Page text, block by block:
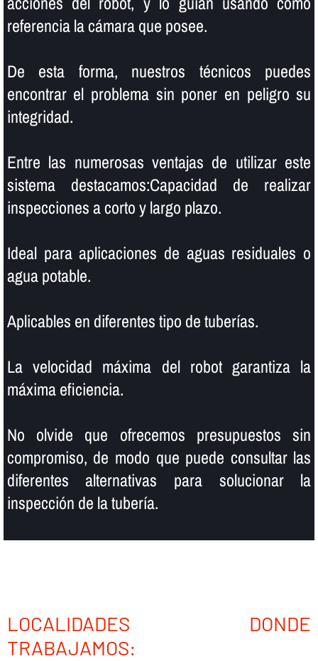
referencia la cámara que posee.
De esta forma, nuestros técnicos puedes
encontrar el problema sin poner en peligro su
integridad.
Entre las numerosas ventajas de utilizar este
sistema destacamos:Capacidad de realizar
inspecciones a corto y largo plazo.
Ideal para aplicaciones de aguas residuales o
agua potable.
Aplicables en diferentes tipo de tuberí­as.
La velocidad máxima del robot garantiza la
máxima eficiencia.
No olvide que ofrecemos presupuestos sin
compromiso, de modo que puede consultar las
diferentes alternativas para solucionar la
inspección de la tuberí­a.
LOCALIDADES DONDE
TRABAJAMOS: